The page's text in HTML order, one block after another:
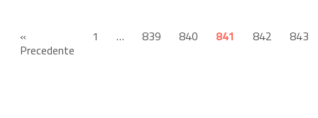
«
Precedente
1 … 839 840 841 842 843